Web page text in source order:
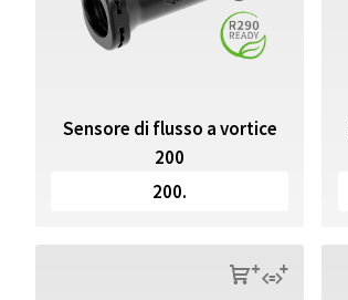
Sensore di flusso a vortice
200
200.
sq